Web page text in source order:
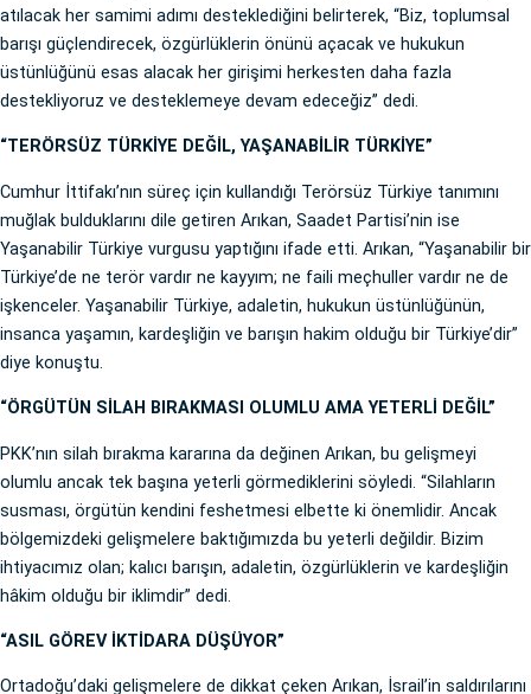
atılacak her samimi adımı desteklediğini belirterek, “Biz, toplumsal
barışı güçlendirecek, özgürlüklerin önünü açacak ve hukukun
üstünlüğünü esas alacak her girişimi herkesten daha fazla
destekliyoruz ve desteklemeye devam edeceğiz” dedi.
“TERÖRSÜZ TÜRKİYE DEĞİL, YAŞANABİLİR TÜRKİYE”
Cumhur İttifakı’nın süreç için kullandığı Terörsüz Türkiye tanımını
muğlak bulduklarını dile getiren Arıkan, Saadet Partisi’nin ise
Yaşanabilir Türkiye vurgusu yaptığını ifade etti. Arıkan, “Yaşanabilir bir
Türkiye’de ne terör vardır ne kayyım; ne faili meçhuller vardır ne de
işkenceler. Yaşanabilir Türkiye, adaletin, hukukun üstünlüğünün,
insanca yaşamın, kardeşliğin ve barışın hakim olduğu bir Türkiye’dir”
diye konuştu.
“ÖRGÜTÜN SİLAH BIRAKMASI OLUMLU AMA YETERLİ DEĞİL”
PKK’nın silah bırakma kararına da değinen Arıkan, bu gelişmeyi
olumlu ancak tek başına yeterli görmediklerini söyledi. “Silahların
susması, örgütün kendini feshetmesi elbette ki önemlidir. Ancak
bölgemizdeki gelişmelere baktığımızda bu yeterli değildir. Bizim
ihtiyacımız olan; kalıcı barışın, adaletin, özgürlüklerin ve kardeşliğin
hâkim olduğu bir iklimdir” dedi.
“ASIL GÖREV İKTİDARA DÜŞÜYOR”
Ortadoğu’daki gelişmelere de dikkat çeken Arıkan, İsrail’in saldırılarını